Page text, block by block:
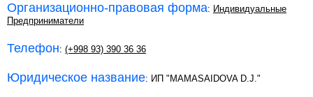
Организационно-правовая форма: Индивидуальные
Предприниматели
Телефон: (+998 93) 390 36 36
Юридическое название: ИП "MAMASAIDOVA D.J."